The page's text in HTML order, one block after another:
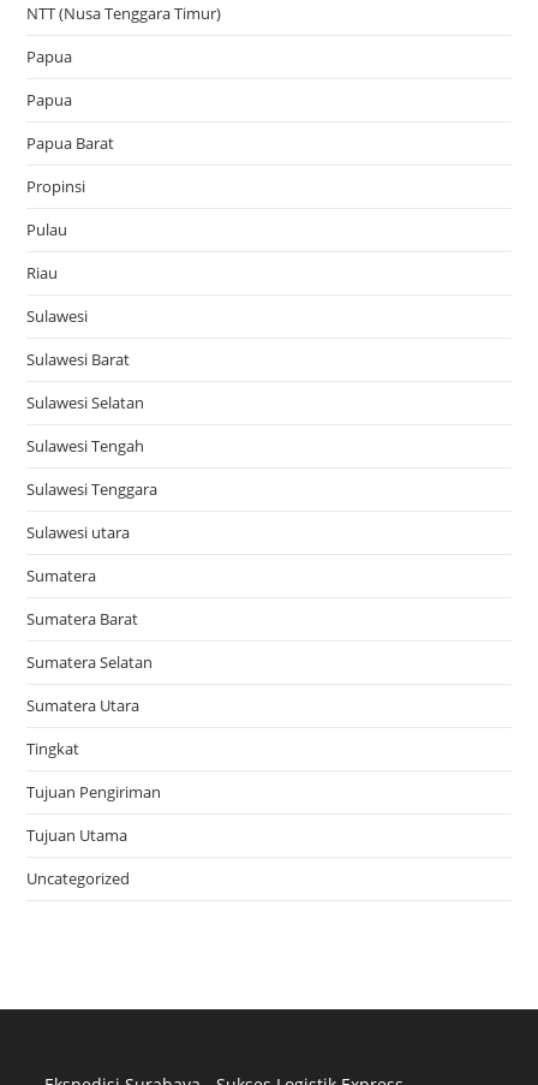
NTT (Nusa Tenggara Timur)
Papua
Papua
Papua Barat
Propinsi
Pulau
Riau
Sulawesi
Sulawesi Barat
Sulawesi Selatan
Sulawesi Tengah
Sulawesi Tenggara
Sulawesi utara
Sumatera
Sumatera Barat
Sumatera Selatan
Sumatera Utara
Tingkat
Tujuan Pengiriman
Tujuan Utama
Uncategorized